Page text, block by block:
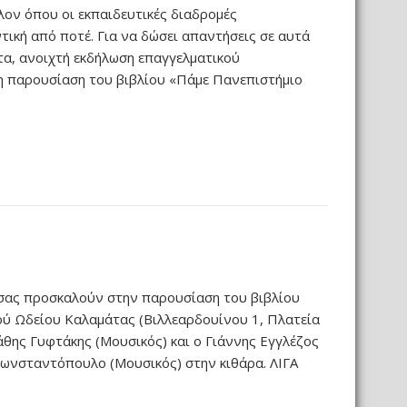
όπου οι εκπαιδευτικές διαδρομές
από ποτέ. Για να δώσει απαντήσεις σε αυτά
ανοιχτή εκδήλωση επαγγελματικού
του βιβλίου «Πάμε Πανεπιστήμιο
προσκαλούν στην παρουσίαση του βιβλίου
Καλαμάτας (Βιλλεαρδουίνου 1, Πλατεία
Γυφτάκης (Μουσικός) και ο Γιάννης Εγγλέζος
(Μουσικός) στην κιθάρα. ΛΙΓΑ